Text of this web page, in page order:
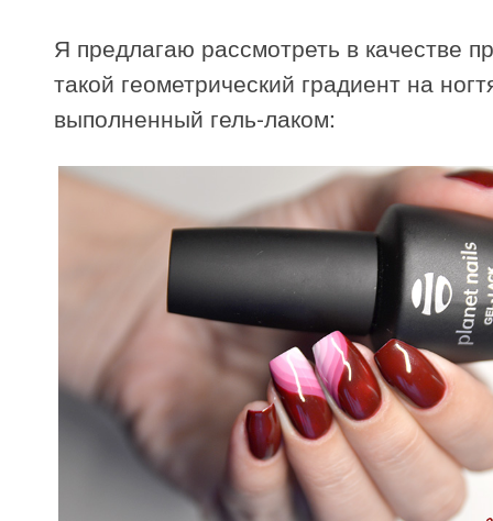
Я предлагаю рассмотреть в качестве
такой геометрический градиент на
выполненный гель-лаком: